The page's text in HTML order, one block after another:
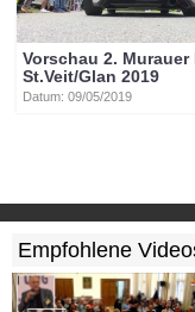
Vorschau 2. Murauer
St.Veit/Glan 2019
Datum: 09/05/2019
Empfohlene